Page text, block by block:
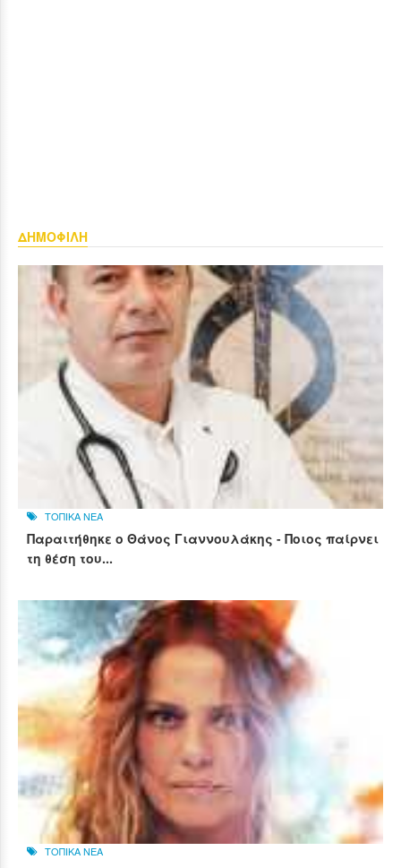
ΔΗΜΟΦΙΛΗ
ΤΟΠΙΚΑ ΝΕΑ
Παραιτήθηκε ο Θάνος Γιαννουλάκης - Ποιος παίρνει
τη θέση του...
ΤΟΠΙΚΑ ΝΕΑ